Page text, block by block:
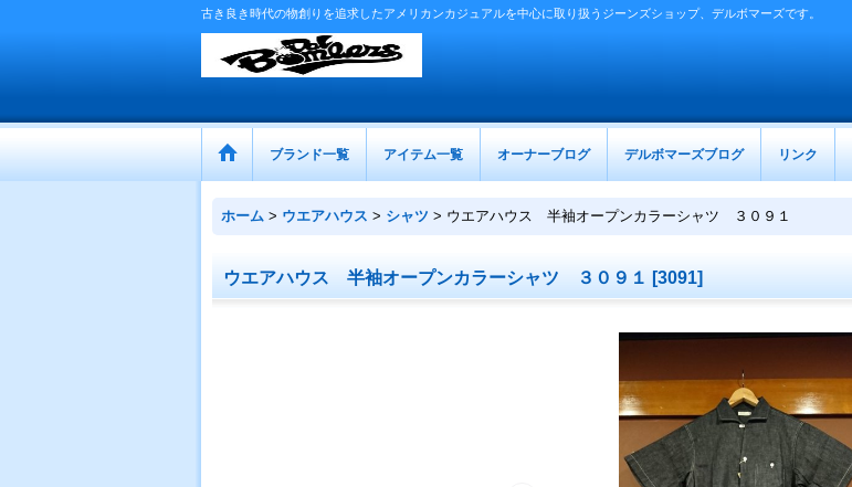
古き良き時代の物創りを追求したアメリカンカジュアルを中心に取り扱うジーンズショップ、デルボマーズです。
ブランド一覧 アイテム一覧 オーナーブログ デルボマーズブログ リンク
ホーム > ウエアハウス > シャツ > ウエアハウス 半袖オープンカラーシャツ ３０９１
ウエアハウス 半袖オープンカラーシャツ ３０９１ [3091]